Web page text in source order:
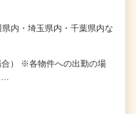
内・埼玉県内・千葉県内な
） ※各物件への出勤の場